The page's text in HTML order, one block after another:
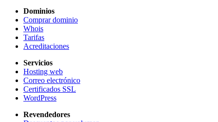
Dominios
Comprar dominio
Whois
Tarifas
Acreditaciones
Servicios
Hosting web
Correo electrónico
Certificados SSL
WordPress
Revendedores